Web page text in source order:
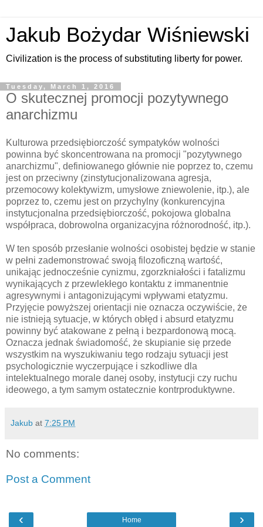
Jakub Bożydar Wiśniewski
Civilization is the process of substituting liberty for power.
Tuesday, March 1, 2016
O skutecznej promocji pozytywnego
anarchizmu
Kulturowa przedsiębiorczość sympatyków wolności
powinna być skoncentrowana na promocji "pozytywnego
anarchizmu", definiowanego głównie nie poprzez to, czemu
jest on przeciwny (zinstytucjonalizowana agresja,
przemocowy kolektywizm, umysłowe zniewolenie, itp.), ale
poprzez to, czemu jest on przychylny (konkurencyjna
instytucjonalna przedsiębiorczość, pokojowa globalna
współpraca, dobrowolna organizacyjna różnorodność, itp.).
W ten sposób przesłanie wolności osobistej będzie w stanie
w pełni zademonstrować swoją filozoficzną wartość,
unikając jednocześnie cynizmu, zgorzkniałości i fatalizmu
wynikających z przewlekłego kontaktu z immanentnie
agresywnymi i antagonizującymi wpływami etatyzmu.
Przyjęcie powyższej orientacji nie oznacza oczywiście, że
nie istnieją sytuacje, w których obłęd i absurd etatyzmu
powinny być atakowane z pełną i bezpardonową mocą.
Oznacza jednak świadomość, że skupianie się przede
wszystkim na wyszukiwaniu tego rodzaju sytuacji jest
psychologicznie wyczerpujące i szkodliwe dla
intelektualnego morale danej osoby, instytucji czy ruchu
ideowego, a tym samym ostatecznie kontrproduktywne.
Jakub at 7:25 PM
No comments:
Post a Comment
‹ ›
Home